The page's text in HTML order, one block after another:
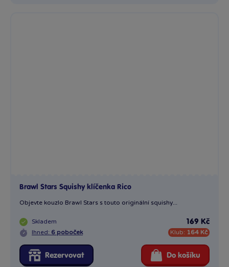
Brawl Stars Squishy klíčenka Rico
Objevte kouzlo Brawl Stars s touto originální squishy...
Skladem
Ihned: 6 poboček
169 Kč
Klub: 164 Kč
Rezervovat Do košíku